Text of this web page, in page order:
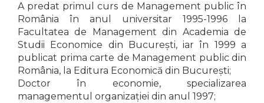
A predat primul curs de Management public în
România în anul universitar 1995-1996 la
Facultatea de Management din Academia de
Studii Economice din București, iar în 1999 a
publicat prima carte de Management public din
România, la Editura Economică din București;
Doctor în economie, specializarea
managementul organizației din anul 1997;